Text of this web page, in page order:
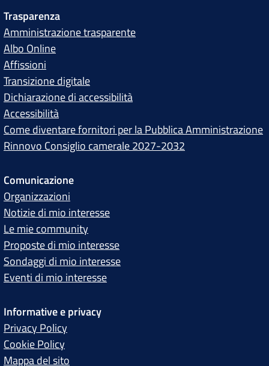
Trasparenza
Amministrazione trasparente
Albo Online
Affissioni
Transizione digitale
Dichiarazione di accessibilità
Accessibilità
Come diventare fornitori per la Pubblica Amministrazione
Rinnovo Consiglio camerale 2027-2032
Comunicazione
Organizzazioni
Notizie di mio interesse
Le mie community
Proposte di mio interesse
Sondaggi di mio interesse
Eventi di mio interesse
Informative e privacy
Privacy Policy
Cookie Policy
Mappa del sito